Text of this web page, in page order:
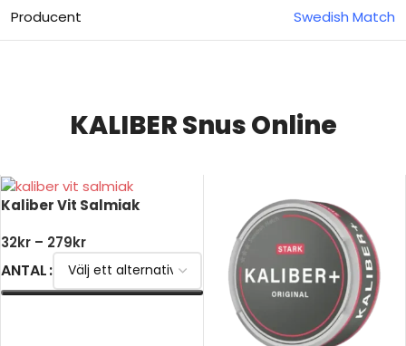
Producent Swedish Match
KALIBER Snus Online
Kaliber Vit Salmiak
32kr – 279kr
ANTAL